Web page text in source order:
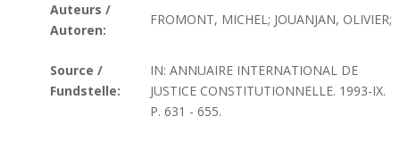
Auteurs /
Autoren:
FROMONT, MICHEL; JOUANJAN, OLIVIER;
Source /
Fundstelle:
IN: ANNUAIRE INTERNATIONAL DE
JUSTICE CONSTITUTIONNELLE. 1993-IX.
P. 631 - 655.